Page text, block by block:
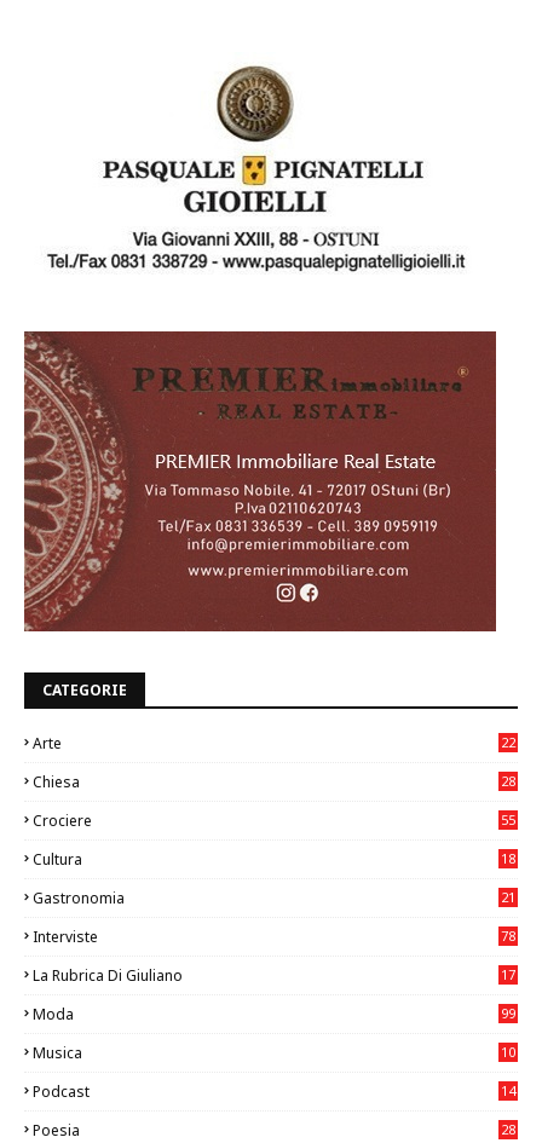
CATEGORIE
Arte
22
Chiesa
28
Crociere 55
Cultura
18
Gastronomia
21
Interviste 78
La Rubrica Di Giuliano
17
Moda 99
Musica
10
Podcast 14
Poesia 28